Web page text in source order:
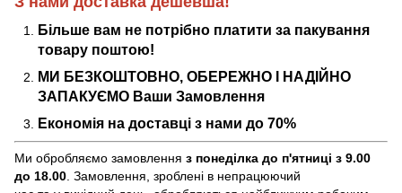
Більше вам не потрібно платити за пакування
товару поштою!
МИ БЕЗКОШТОВНО, ОБЕРЕЖНО І НАДІЙНО
ЗАПАКУЄМО Ваши Замовлення
Економія на доставці з нами до 70%
Ми обробляємо замовлення з понеділка до п'ятниці з 9.00
до 18.00 . Замовлення, зроблені в непрацюючий